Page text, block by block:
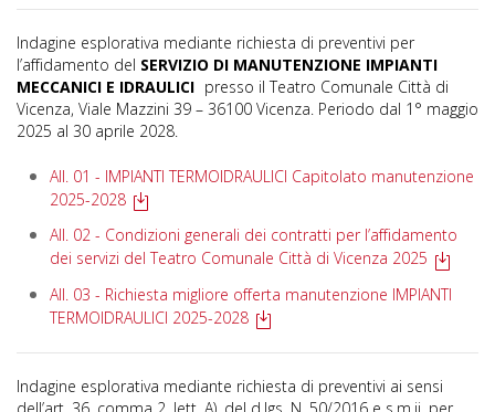
Indagine esplorativa mediante richiesta di preventivi per
l’affidamento del SERVIZIO DI MANUTENZIONE IMPIANTI
MECCANICI E IDRAULICI presso il Teatro Comunale Città di
Vicenza, Viale Mazzini 39 – 36100 Vicenza. Periodo dal 1° maggio
2025 al 30 aprile 2028.
All. 01 - IMPIANTI TERMOIDRAULICI Capitolato manutenzione
2025-2028
All. 02 - Condizioni generali dei contratti per l’affidamento
dei servizi del Teatro Comunale Città di Vicenza 2025
All. 03 - Richiesta migliore offerta manutenzione IMPIANTI
TERMOIDRAULICI 2025-2028
Indagine esplorativa mediante richiesta di preventivi ai sensi